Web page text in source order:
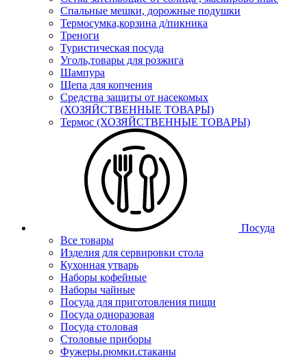
Спальные мешки, дорожные подушки
Термосумка,корзина д/пикника
Треноги
Туристическая посуда
Уголь,товары для розжига
Шампура
Щепа для копчения
Средства защиты от насекомых
(ХОЗЯЙСТВЕННЫЕ ТОВАРЫ)
Термос (ХОЗЯЙСТВЕННЫЕ ТОВАРЫ)
Посуда
Все товары
Изделия для сервировки стола
Кухонная утварь
Наборы кофейные
Наборы чайные
Посуда для приготовления пищи
Посуда одноразовая
Посуда столовая
Столовые приборы
Фужеры.рюмки.стаканы